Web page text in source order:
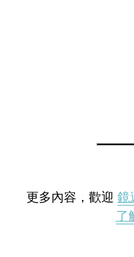
更多內容，歡迎 鏡
了